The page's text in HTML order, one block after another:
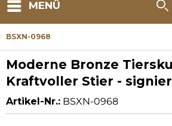
MENÜ
BSXN-0968
Moderne Bronze
Kraftvoller Stier -
Artikel-Nr.: BSXN-0968